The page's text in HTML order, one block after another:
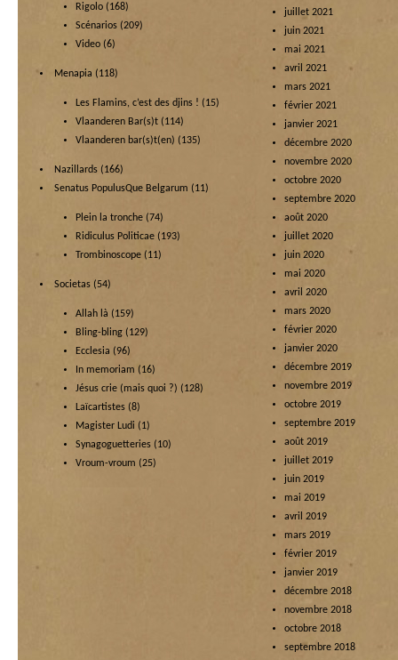
Rigolo (168)
Scénarios (209)
Video (6)
Menapia (118)
Les Flamins, c’est des djins ! (15)
Vlaanderen Bar(s)t (114)
Vlaanderen bar(s)t(en) (135)
Nazillards (166)
Senatus PopulusQue Belgarum (11)
Plein la tronche (74)
Ridiculus Politicae (193)
Trombinoscope (11)
Societas (54)
Allah là (159)
Bling-bling (129)
Ecclesia (96)
In memoriam (16)
Jésus crie (mais quoi ?) (128)
Laïcartistes (8)
Magister Ludi (1)
Synagoguetteries (10)
Vroum-vroum (25)
juillet 2021
juin 2021
mai 2021
avril 2021
mars 2021
février 2021
janvier 2021
décembre 2020
novembre 2020
octobre 2020
septembre 2020
août 2020
juillet 2020
juin 2020
mai 2020
avril 2020
mars 2020
février 2020
janvier 2020
décembre 2019
novembre 2019
octobre 2019
septembre 2019
août 2019
juillet 2019
juin 2019
mai 2019
avril 2019
mars 2019
février 2019
janvier 2019
décembre 2018
novembre 2018
octobre 2018
septembre 2018